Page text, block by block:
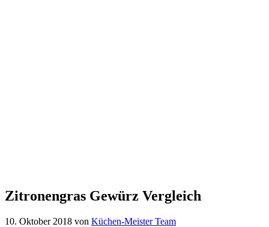
Zitronengras Gewürz Vergleich
10. Oktober 2018 von Küchen-Meister Team